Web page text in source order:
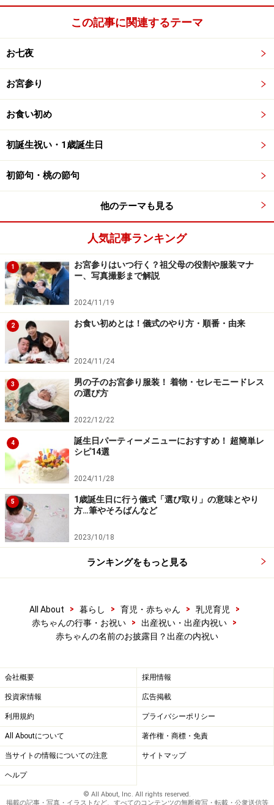
この記事に関連するテーマ
お七夜
お宮参り
お食い初め
初誕生祝い・1歳誕生日
初節句・桃の節句
他のテーマも見る
人気記事ランキング
1
お宮参りはいつ行く？祖父母の役割や服装マナ
ー、写真撮影まで解説
2024/11/19
2 お食い初めとは！儀式のやり方・順番・由来
2024/11/24
3
男の子のお宮参り服装！ 着物・セレモニードレス
の選び方
2022/12/22
4
誕生日パーティーメニューにおすすめ！ 超簡単レ
シピ14選
2024/11/28
5
1歳誕生日に行う儀式「選び取り」の意味とやり
方…筆やそろばんなど
2023/10/18
ランキングをもっと見る
All About > 暮らし > 育児・赤ちゃん > 乳児育児
>
赤ちゃんの行事・お祝い
> 出産祝い・出産内祝い
>
赤ちゃんの名前のお披露目？出産の内祝い
会社概要 採用情報
投資家情報 広告掲載
利用規約 プライバシーポリシー
All Aboutについて 著作権・商標・免責
当サイトの情報についての注意 サイトマップ
ヘルプ
© All About, Inc. All rights reserved.
掲載の記事・写真・イラストなど、すべてのコンテンツの無断複写・転載・公衆送信等